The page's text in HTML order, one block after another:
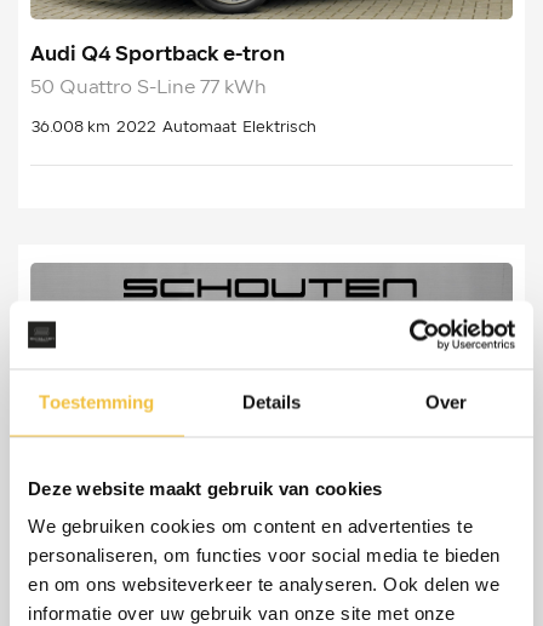
Toestemming Details Over
Deze website maakt gebruik van cookies
We gebruiken cookies om content en advertenties te
personaliseren, om functies voor social media te bieden
en om ons websiteverkeer te analyseren. Ook delen we
informatie over uw gebruik van onze site met onze
Audi Q4 Sportback e-tron
50 Quattro S-Line 77 kWh
36.008 km 2022 Automaat Elektrisch
Audi Q5